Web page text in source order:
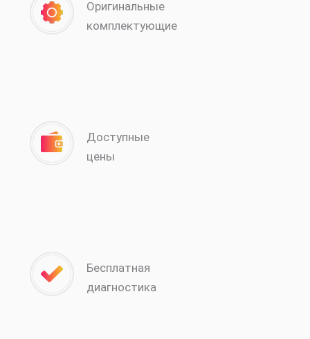
Оригинальные
комплектующие
Доступные
цены
Бесплатная
диагностика